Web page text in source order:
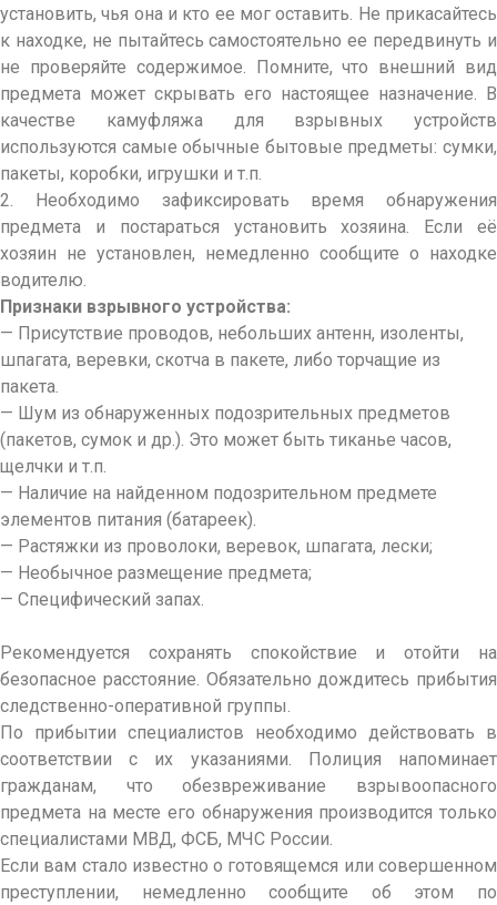
установить, чья она и кто ее мог оставить. Не прикасайтесь
к находке, не пытайтесь самостоятельно ее передвинуть и
не проверяйте содержимое. Помните, что внешний вид
предмета может скрывать его настоящее назначение. В
качестве камуфляжа для взрывных устройств
используются самые обычные бытовые предметы: сумки,
пакеты, коробки, игрушки и т.п.
2. Необходимо зафиксировать время обнаружения
предмета и постараться установить хозяина. Если её
хозяин не установлен, немедленно сообщите о находке
водителю.
Признаки взрывного устройства:
— Присутствие проводов, небольших антенн, изоленты,
шпагата, веревки, скотча в пакете, либо торчащие из
пакета.
— Шум из обнаруженных подозрительных предметов
(пакетов, сумок и др.). Это может быть тиканье часов,
щелчки и т.п.
— Наличие на найденном подозрительном предмете
элементов питания (батареек).
— Растяжки из проволоки, веревок, шпагата, лески;
— Необычное размещение предмета;
— Специфический запах.
Рекомендуется сохранять спокойствие и отойти на
безопасное расстояние. Обязательно дождитесь прибытия
следственно-оперативной группы.
По прибытии специалистов необходимо действовать в
соответствии с их указаниями. Полиция напоминает
гражданам, что обезвреживание взрывоопасного
предмета на месте его обнаружения производится только
специалистами МВД, ФСБ, МЧС России.
Если вам стало известно о готовящемся или совершенном
преступлении, немедленно сообщите об этом по